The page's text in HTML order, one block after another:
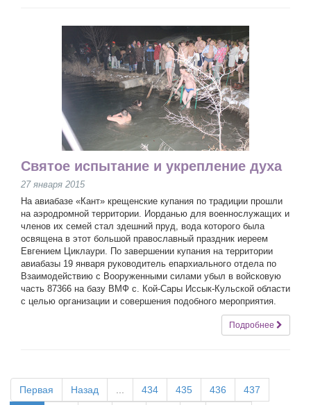
Святое испытание и укрепление духа
27 января 2015
На авиабазе «Кант» крещенские купания по традиции прошли
на аэродромной территории. Иорданью для военнослужащих и
членов их семей стал здешний пруд, вода которого была
освящена в этот большой православный праздник иереем
Евгением Циклаури. По завершении купания на территории
авиабазы 19 января руководитель епархиального отдела по
Взаимодействию с Вооруженными силами убыл в войсковую
часть 87366 на базу ВМФ с. Кой-Сары Иссык-Кульской области
с целью организации и совершения подобного мероприятия.
Подробнее
Первая Назад 434 435 436 437